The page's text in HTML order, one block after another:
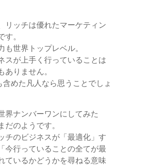
リッチは優れたマーケティン
。
も世界トップレベル。
スが上手く行っていることは
ありません。
めた凡人なら思うことでしょ
界ナンバーワンにしてみた
だのようです。
チのビジネスが「最適化」す
今行っていることの全てが最
ているかどうかを尋ねる意味